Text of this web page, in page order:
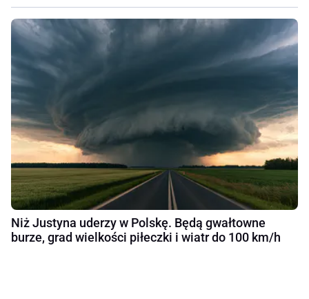
Niż Justyna uderzy w Polskę. Będą gwałtowne
burze, grad wielkości piłeczki i wiatr do 100 km/h